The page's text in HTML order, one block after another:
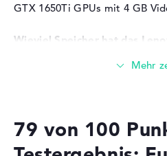
Eingabegeräte
WLAN
GTX 1650Ti GPUs mit 4 GB
Wieviel Speicher hat das
sein Gerät aufrüsten will, kann
79 von 100